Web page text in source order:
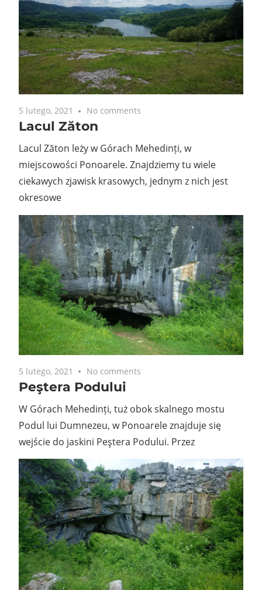
5 lutego, 2021 No comments
Lacul Zăton
Lacul Zăton leży w Górach Mehedinți, w
miejscowości Ponoarele. Znajdziemy tu wiele
ciekawych zjawisk krasowych, jednym z nich jest
okresowe
5 lutego, 2021 No comments
Peştera Podului
W Górach Mehedinți, tuż obok skalnego mostu
Podul lui Dumnezeu, w Ponoarele znajduje się
wejście do jaskini Peştera Podului. Przez